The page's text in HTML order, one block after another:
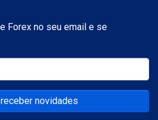
Forex no seu email e se
novidades